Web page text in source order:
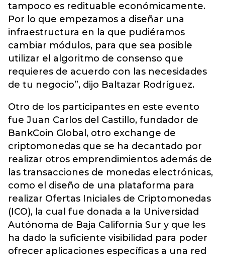
tampoco es redituable económicamente.
Por lo que empezamos a diseñar una
infraestructura en la que pudiéramos
cambiar módulos, para que sea posible
utilizar el algoritmo de consenso que
requieres de acuerdo con las necesidades
de tu negocio”, dijo Baltazar Rodríguez.
Otro de los participantes en este evento
fue Juan Carlos del Castillo, fundador de
BankCoin Global, otro exchange de
criptomonedas que se ha decantado por
realizar otros emprendimientos además de
las transacciones de monedas electrónicas,
como el diseño de una plataforma para
realizar Ofertas Iniciales de Criptomonedas
(ICO), la cual fue donada a la Universidad
Autónoma de Baja California Sur y que les
ha dado la suficiente visibilidad para poder
ofrecer aplicaciones específicas a una red